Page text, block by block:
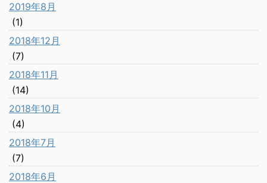
2019年8月
(1)
2018年12月
(7)
2018年11月
(14)
2018年10月
(4)
2018年7月
(7)
2018年6月